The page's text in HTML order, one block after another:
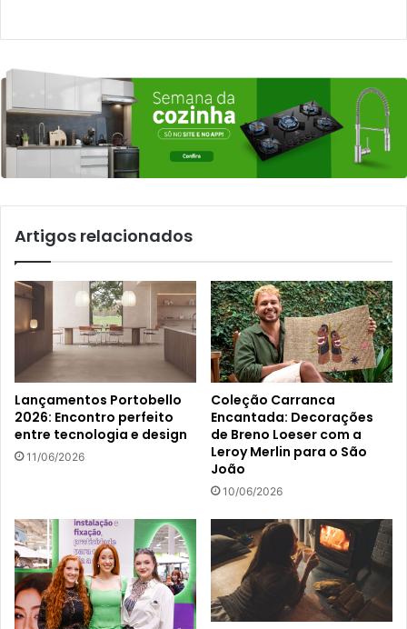
Artigos relacionados
Lançamentos Portobello
2026: Encontro perfeito
entre tecnologia e design
11/06/2026
Coleção Carranca
Encantada: Decorações
de Breno Loeser com a
Leroy Merlin para o São
João
10/06/2026